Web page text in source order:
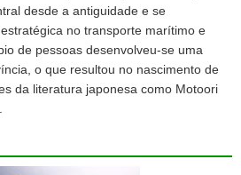
desde a antiguidade e se
no transporte marítimo e
de pessoas desenvolveu-se uma
o que resultou no nascimento de
da literatura japonesa como Motoori